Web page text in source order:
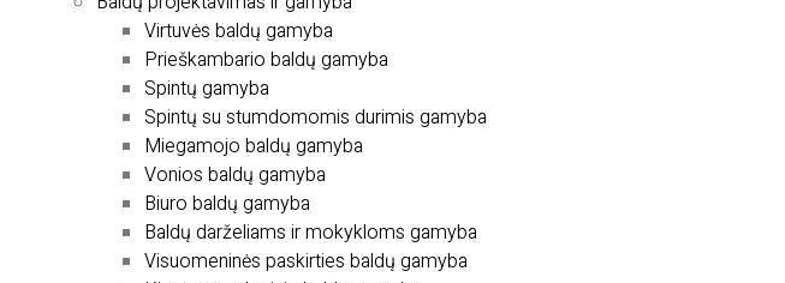
Virtuvės baldų gamyba
Prieškambario baldų gamyba
Spintų gamyba
Spintų su stumdomomis durimis gamyba
Miegamojo baldų gamyba
Vonios baldų gamyba
Biuro baldų gamyba
Baldų darželiams ir mokykloms gamyba
Visuomeninės paskirties baldų gamyba